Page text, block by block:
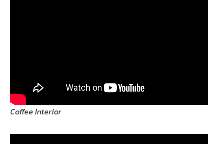
Coffee Interior